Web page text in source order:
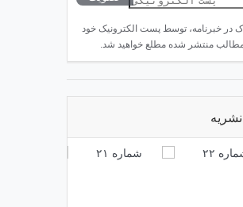
در خبرنامه، توسط پست الکترونیک خود
مطالب منتشر شده مطلع خواهید شد.
نشریه